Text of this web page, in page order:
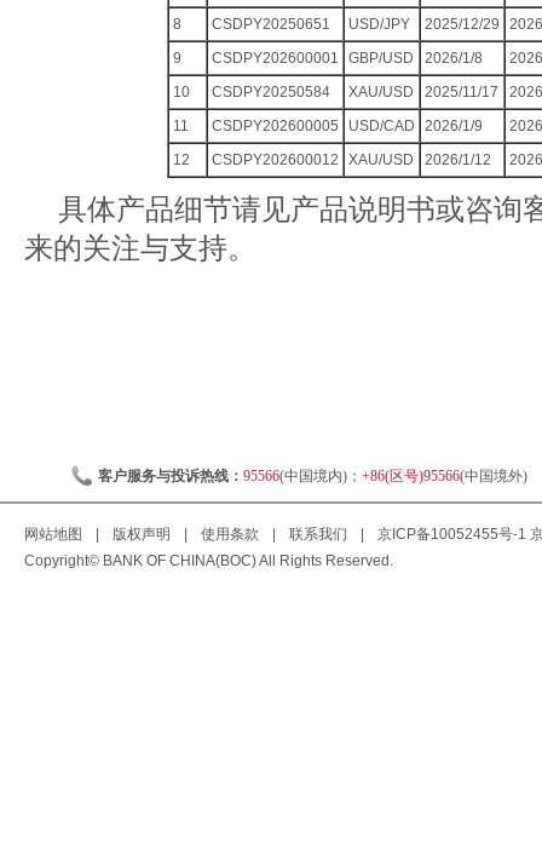
8
CSDPY20250651 USD/JPY 2025/12/29
9
CSDPY202600001 GBP/USD 2026/1/8
10
CSDPY20250584 XAU/USD 2025/11/17
11
CSDPY202600005 USD/CAD 2026/1/9
12
CSDPY202600012 XAU/USD 2026/1/12
具体产品细节请见产品说明书或咨询
来的关注与支持。
客户服务与投诉热线： 95566(中国境内)； +86(区号)95566(中国境外)
网站地图 版权声明 使用条款 联系我们 京ICP备10052455号-1
Copyright© BANK OF CHINA(BOC) All Rights Reserved.